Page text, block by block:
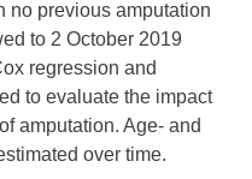
no previous amputation
to 2 October 2019
regression and
to evaluate the impact
amputation. Age- and
over time.